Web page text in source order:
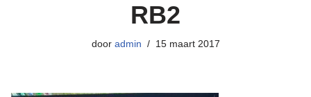
RB2
door admin 15 maart 2017